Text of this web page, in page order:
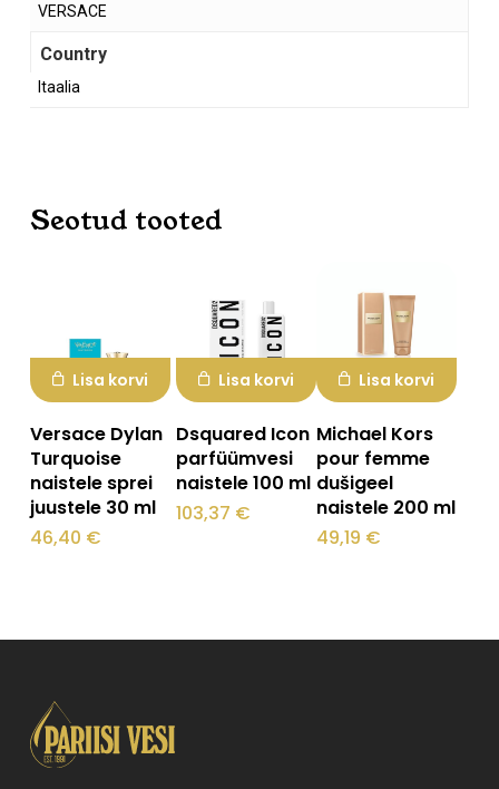
Mine poodi
VERSACE
Country
Itaalia
Seotud tooted
Lisa korvi
Versace Dylan
Turquoise
naistele sprei
juustele 30 ml
46,40 €
Lisa korvi
Dsquared Icon
parfüümvesi
naistele 100 ml
103,37 €
Lisa korvi
Michael Kors
pour femme
dušigeel
naistele 200 ml
49,19 €